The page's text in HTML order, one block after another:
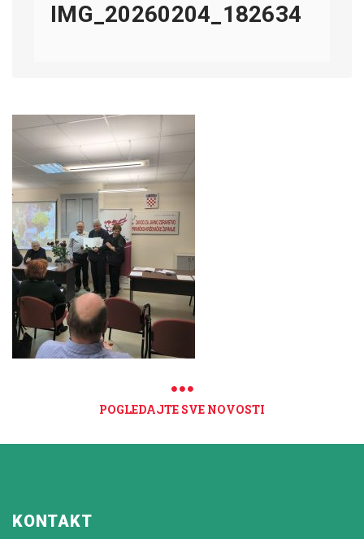
IMG_20260204_182634
POGLEDAJTE SVE NOVOSTI
KONTAKT